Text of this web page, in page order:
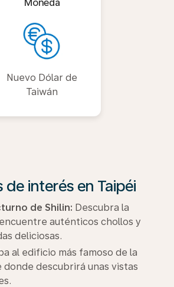
Moneda
Nuevo Dólar de
Taiwán
de interés en Taipéi
de Shilin: Descubra la
auténticos chollos y
deliciosas.
al edificio más famoso de la
donde descubrirá unas vistas